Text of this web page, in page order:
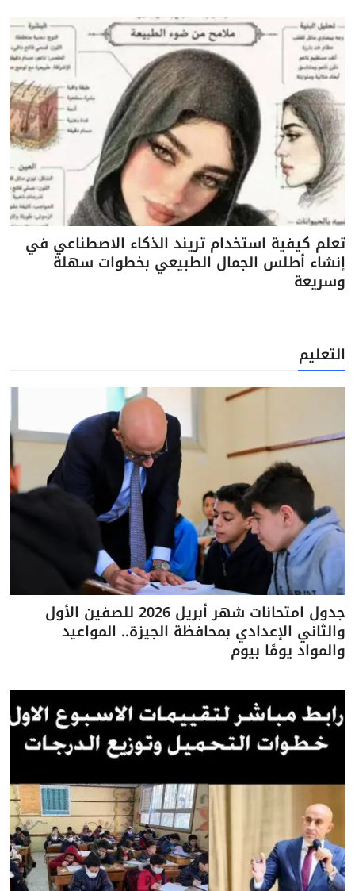
تعلم كيفية استخدام تريند الذكاء الاصطناعي في
إنشاء أطلس الجمال الطبيعي بخطوات سهلة
وسريعة
التعليم
جدول امتحانات شهر أبريل 2026 للصفين الأول
والثاني الإعدادي بمحافظة الجيزة.. المواعيد
والمواد يومًا بيوم